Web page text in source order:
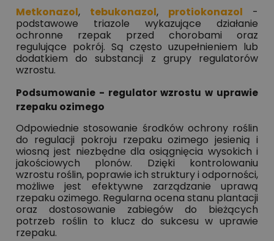
Metkonazol, tebukonazol, protiokonazol -
podstawowe triazole wykazujące działanie
ochronne rzepak przed chorobami oraz
regulujące pokrój. Są często uzupełnieniem lub
dodatkiem do substancji z grupy regulatorów
wzrostu.
Podsumowanie - regulator wzrostu w uprawie
rzepaku ozimego
Odpowiednie stosowanie środków ochrony roślin
do regulacji pokroju rzepaku ozimego jesienią i
wiosną jest niezbędne dla osiągnięcia wysokich i
jakościowych plonów. Dzięki kontrolowaniu
wzrostu roślin, poprawie ich struktury i odporności,
możliwe jest efektywne zarządzanie uprawą
rzepaku ozimego. Regularna ocena stanu plantacji
oraz dostosowanie zabiegów do bieżących
potrzeb roślin to klucz do sukcesu w uprawie
rzepaku.